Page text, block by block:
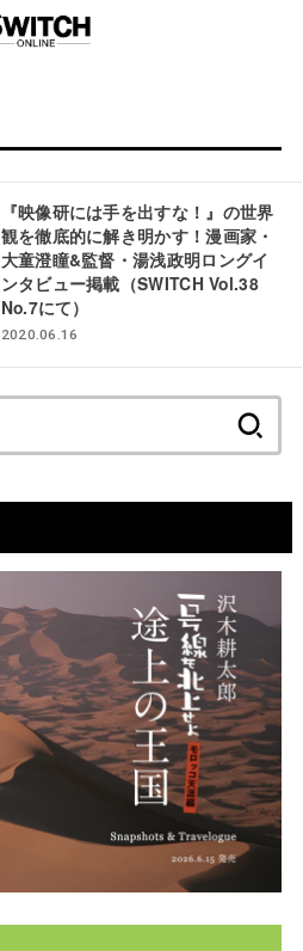
『映像研には手を出すな！』の世界
観を徹底的に解き明かす！漫画家・
大童澄瞳&監督・湯浅政明ロングイ
ンタビュー掲載（SWITCH Vol.38
No.7にて）
2020.06.16